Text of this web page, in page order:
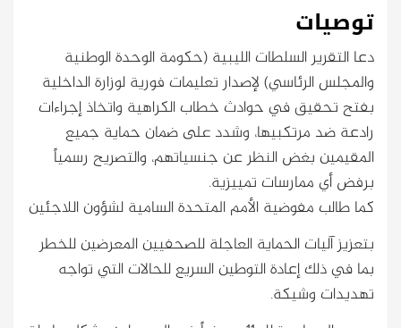
توصيات
دعا التقرير السلطات الليبية (حكومة الوحدة الوطنية
والمجلس الرئاسي) لإصدار تعليمات فورية لوزارة الداخلية
بفتح تحقيق في حوادث خطاب الكراهية واتخاذ إجراءات
رادعة ضد مرتكبيها، وشدد على ضمان حماية جميع
المقيمين بغض النظر عن جنسياتهم، والتصريح رسمياً
برفض أي ممارسات تمييزية.
كما طالب مفوضية الأمم المتحدة السامية لشؤون اللاجئين
بتعزيز آليات الحماية العاجلة للصحفيين المعرضين للخطر
بما في ذلك إعادة التوطين السريع للحالات التي تواجه
تهديدات وشيكة.